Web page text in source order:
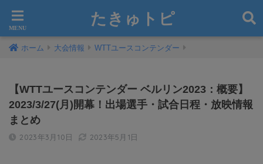
たきゅトピ
ホーム 大会情報 WTTユースコンテンダー
【WTTユースコンテンダー ベルリン2023：概要】
2023/3/27(月)開幕！出場選手・試合日程・放映情報
まとめ
2023年3月10日 2023年5月1日